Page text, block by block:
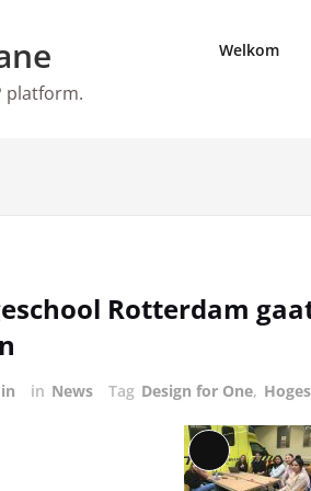
platform.
Welkom
Rotterdam
in News Tag Design for One,
Lange